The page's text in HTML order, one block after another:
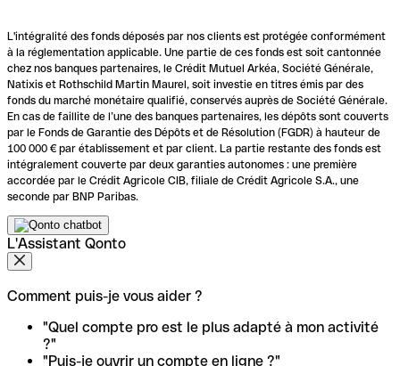
L'intégralité des fonds déposés par nos clients est protégée conformément
à la réglementation applicable. Une partie de ces fonds est soit cantonnée
chez nos banques partenaires, le Crédit Mutuel Arkéa, Société Générale,
Natixis et Rothschild Martin Maurel, soit investie en titres émis par des
fonds du marché monétaire qualifié, conservés auprès de Société Générale.
En cas de faillite de l’une des banques partenaires, les dépôts sont couverts
par le Fonds de Garantie des Dépôts et de Résolution (FGDR) à hauteur de
100 000 € par établissement et par client. La partie restante des fonds est
intégralement couverte par deux garanties autonomes : une première
accordée par le Crédit Agricole CIB, filiale de Crédit Agricole S.A., une
seconde par BNP Paribas.
L'Assistant Qonto
Comment puis-je vous aider ?
"Quel compte pro est le plus adapté à mon activité
?"
"Puis-je ouvrir un compte en ligne ?"